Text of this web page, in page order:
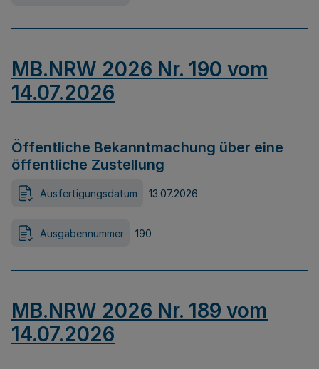
MB.NRW 2026 Nr. 190 vom
14.07.2026
Öffentliche Bekanntmachung über eine
öffentliche Zustellung
Ausfertigungsdatum 13.07.2026
Ausgabennummer 190
MB.NRW 2026 Nr. 189 vom
14.07.2026